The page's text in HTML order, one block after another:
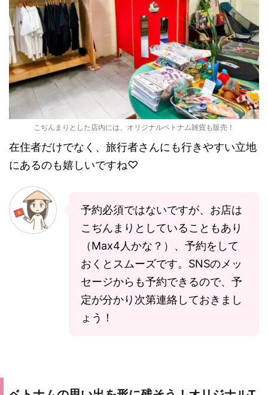
こぢんまりとした店内には、オリジナルベトナム雑貨も販売！
在住者だけでなく、旅行者さんにも行きやすい立地
にあるのも嬉しいですね♡
予約必須ではないですが、お店は
こぢんまりとしていることもあり
（Max4人かな？）、予約をして
おくとスムーズです。SNSのメッ
セージからも予約できるので、予
定が分かり次第連絡しておきまし
ょう！